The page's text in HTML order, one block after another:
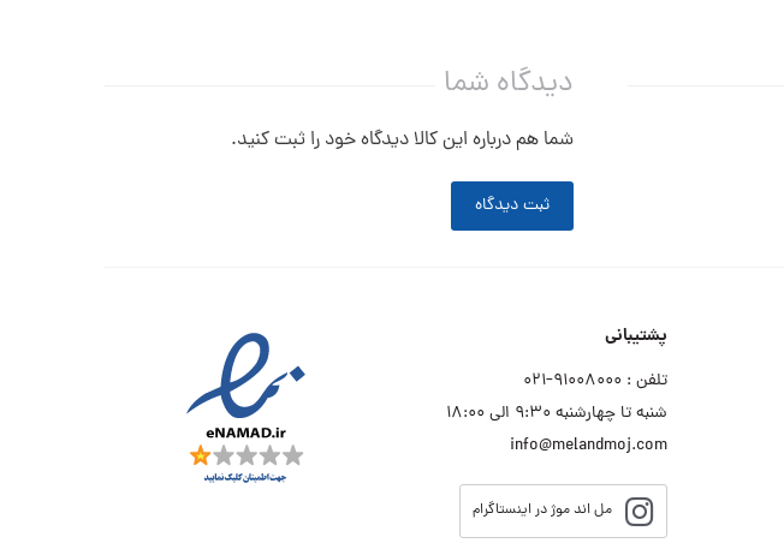
دیدگاه شما
شما هم درباره این کالا دیدگاه خود را ثبت کنید.
ثبت دیدگاه
پشتیبانی
تلفن : ۹۱۰۰۸۰۰۰−۰۲۱
شنبه تا چهارشنبه ۹:۳۰ الی ۱۸:۰۰
info@melandmoj.com
مل اند موژ در اینستاگرام